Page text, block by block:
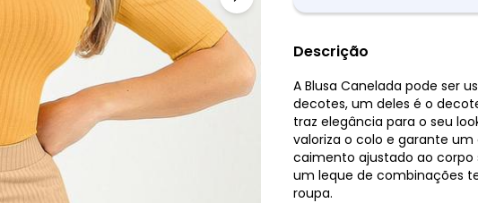
Descrição
A Blusa Canelada pode ser
decotes, um deles é o
traz elegância para o seu
valoriza o colo e garante
caimento ajustado ao corpo
um leque de combinações
roupa.